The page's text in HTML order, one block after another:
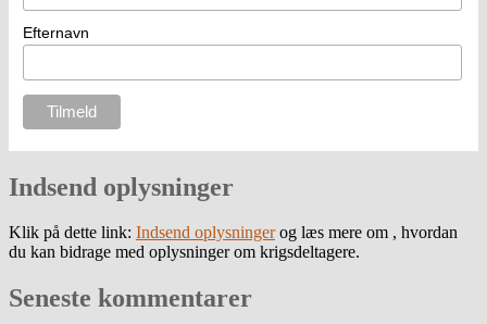
Efternavn
Indsend oplysninger
Klik på dette link: Indsend oplysningerog læs mere om , hvordan
du kan bidrage med oplysninger om krigsdeltagere.
Seneste kommentarer